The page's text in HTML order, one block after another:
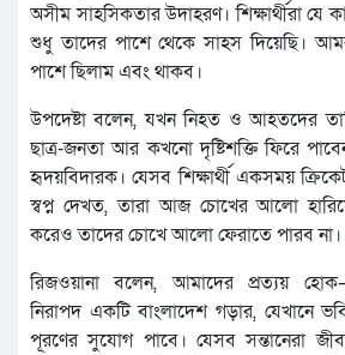
অসীম সাহসিকতার উদাহরণ। শিক্ষার্থীরা
শুধু তাদের পাশে থেকে সাহস দিয়েছি।
পাশে ছিলাম এবং থাকব।
উপদেষ্টা বলেন, যখন নিহত ও আহতদের
ছাত্র-জনতা আর কখনো দৃষ্টিশক্তি ফিরে
হৃদয়বিদারক। যেসব শিক্ষার্থী একসময়
স্বপ্ন দেখত, তারা আজ চোখের আলো
করেও তাদের চোখে আলো ফেরাতে পারব না।
রিজওয়ানা বলেন, আমাদের প্রত্যয়
নিরাপদ একটি বাংলাদেশ গড়ার, যেখানে
পূরণের সুযোগ পাবে। যেসব সন্তানেরা